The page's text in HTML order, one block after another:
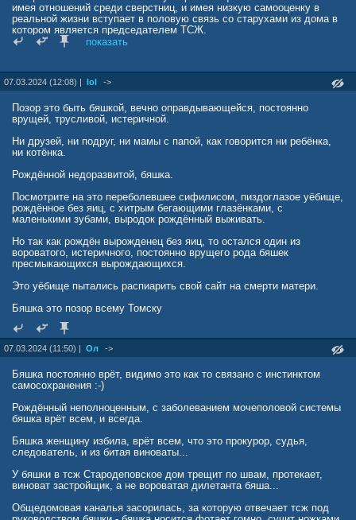
имея отношений среди сверстниц, и имея низкую самооценку в
реальной жизни вступает в половую связь со старухами из дома в
котором является председателем ТСЖ.
Так же в жизни бяши была единственная женщина, которая за
деньги говорила всем, что гермафродит на самом деле мужик,
принялась рожать детей нормальному мужику.
Да ещё хороший момент - бяша написав гадостей, в реале с
Александра Лунева (хозяина Башни)…
показать
07.03.2024 (12:08) | lol ->
Позор это быть бяшкой, вечно оправдывающейся, постоянно
врущей, трусливой, истеричной.
Ни друзей, ни подруг, ни мамы с папой, как говорится ни ребёнка,
ни котёнка.
Рождённой недоразвитой, бяшка.
Посмотрите на это переболевшее сифилисом, пиздоглазое уёбище,
рождённое без яиц, с хитрым бегающими глазёнками, с
маленькими зубами, выродок рождённый выживать.
Но так как рождён вырожденец без яиц, то остался один из
вороватого, истеричного, постоянно врущего рода бяшек
пресмыкающихся вырождающихся.
Это уёбище пытались распиарить свой сайт на смерти матери.
Бяшка это позор всему Томску
07.03.2024 (11:50) | Ол ->
Бяшка постоянно врёт, видимо это как то связано с инстинктом
самосохранения :-)
Рождённый неполноценным, с заболеванием мочеполовой системы
бяшка врёт всем, и всегда.
Бяшка женщину избила, врёт всем, что это прокурор, судья,
следователь, и из битая виноваты...
У бяшки в тсж Стародеповское дом трещит по швам, протекает,
виноват застройщик, а не вороватая дилетанта бяша...
Общедомовая каналья засорилась, за которую отвечает тсж под